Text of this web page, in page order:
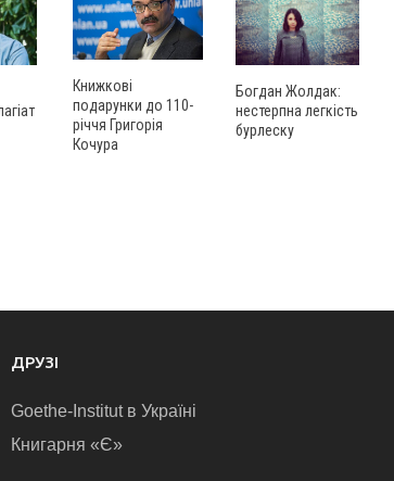
Книжкові
подарунки до 110-
річчя Григорія
Кочура
Богдан Жолдак:
нестерпна легкість
бурлеску
ДРУЗІ
Goethe-Institut в Україні
Книгарня «Є»